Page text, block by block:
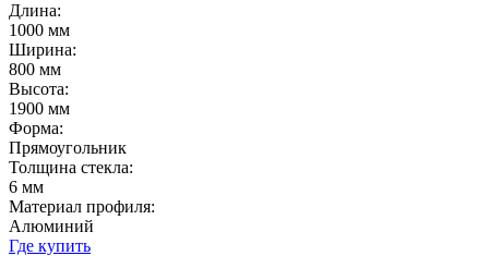
Длина:
1000 мм
Ширина:
800 мм
Высота:
1900 мм
Форма:
Прямоугольник
Толщина стекла:
6 мм
Материал профиля:
Алюминий
Где купить